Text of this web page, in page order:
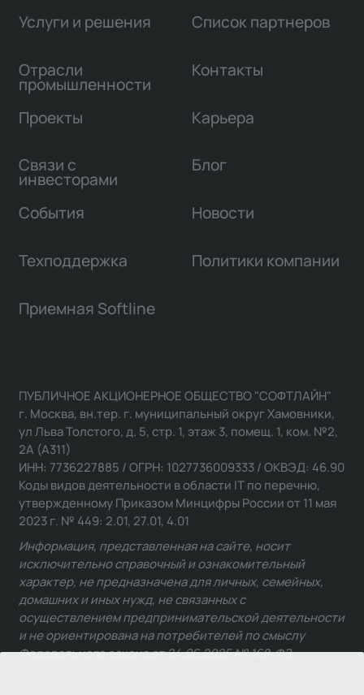
Услуги и решения
Отрасли
промышленности
Проекты
Связи с
инвесторами
Список партнеров
Контакты
Карьера
Блог
События Новости
Техподдержка Политики компании
Приемная Softline
ПУБЛИЧНОЕ АКЦИОНЕРНОЕ ОБЩЕСТВО "СОФТЛАЙН"
г. Москва, вн.тер. г. муниципальный округ Хамовники,
ул Льва Толстого, д. 5, стр. 1, этаж 3, помещ. 1, ком. №2,
2А (А311)
ИНН: 7736227885 / ОГРН: 1027736009333 / ОКВЭД: 46.90
Коды видов деятельности в области IT по перечню,
утвержденному Приказом Минцифры России от 11 мая
2023 г. № 449: 2.01, 27.01, 4.01
Информация, представленная на сайте, носит
исключительно справочный и ознакомительный
характер, не предназначена для личных, семейных,
домашних и иных нужд, не связанных с
осуществлением предпринимательской деятельности
и не ориентирована на потребителей по смыслу
Федерального закона от 24.06.2025 № 168-ФЗ.